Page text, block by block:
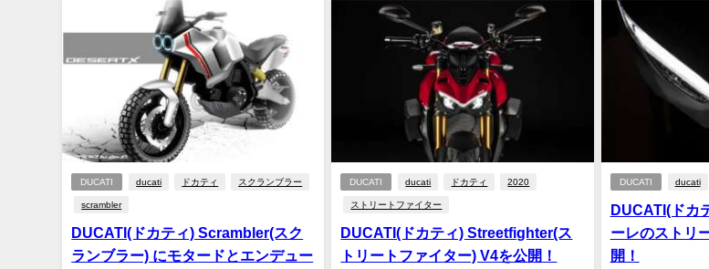
DUCATI ducati ドカティ スクランブラー
scrambler
DUCATI(ドカティ) Scrambler(スク
ランブラー) にモタードとエンデュー
DUCATI ducati ドカティ 2020
ストリートファイター
DUCATI(ドカティ) Streetfighter(ス
トリートファイター) V4を公開！
DUCATI ducati
DUCATI(ドカ
ーレのストリ
開！